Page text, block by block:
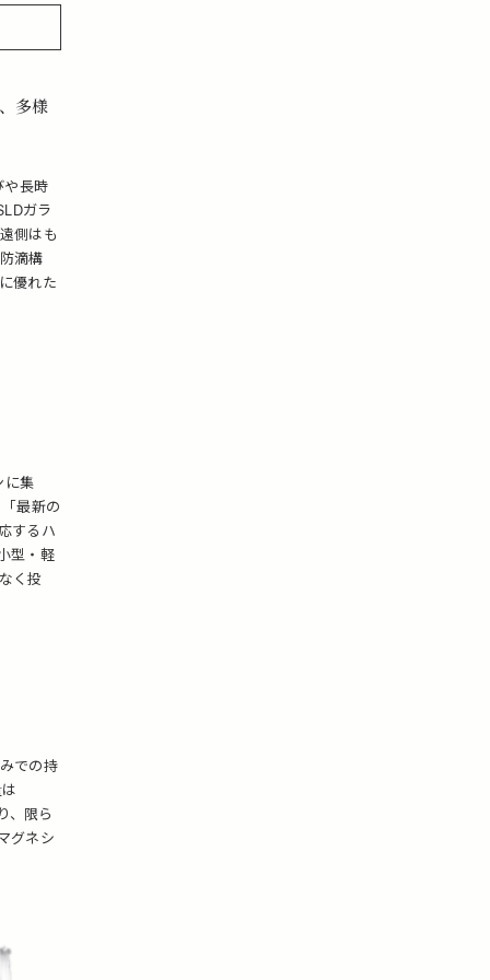
多様
や長時
ガラ
側はも
滴構
優れた
に集
最新の
するハ
型・軽
く投
での持
、限ら
グネシ